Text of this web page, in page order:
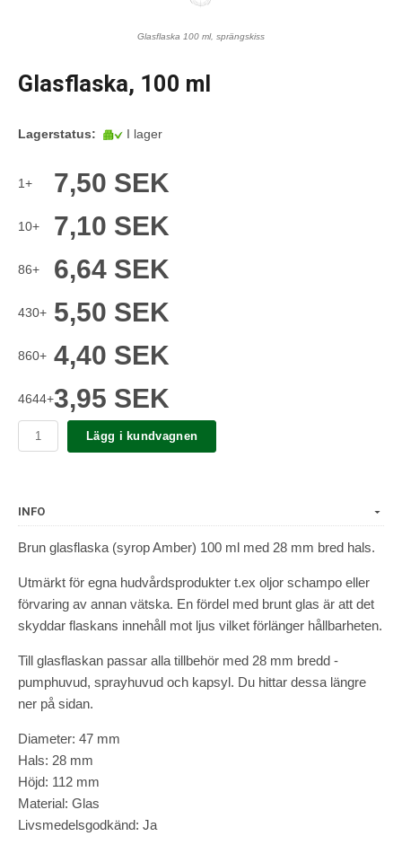
Glasflaska 100 ml, sprängskiss
Glasflaska, 100 ml
Lagerstatus: I lager
1+ 7,50 SEK
10+ 7,10 SEK
86+ 6,64 SEK
430+ 5,50 SEK
860+ 4,40 SEK
4644+3,95 SEK
Lägg i kundvagnen
INFO
Brun glasflaska (syrop Amber) 100 ml med 28 mm bred hals.
Utmärkt för egna hudvårdsprodukter t.ex oljor schampo eller
förvaring av annan vätska. En fördel med brunt glas är att det
skyddar flaskans innehåll mot ljus vilket förlänger hållbarheten.
Till glasflaskan passar alla tillbehör med 28 mm bredd -
pumphuvud, sprayhuvud och kapsyl. Du hittar dessa längre
ner på sidan.
Diameter: 47 mm
Hals: 28 mm
Höjd: 112 mm
Material: Glas
Livsmedelsgodkänd: Ja